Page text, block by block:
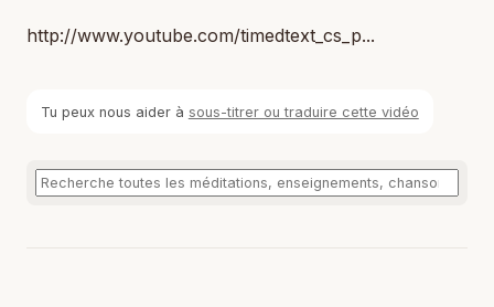
http://www.youtube.com/timedtext_cs_p...
Tu peux nous aider à sous-titrer ou traduire cette vidéo